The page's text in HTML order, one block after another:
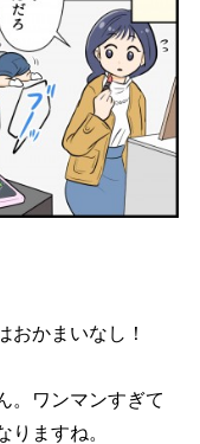
おかまいなし！
。ワンマンすぎて
りますね。